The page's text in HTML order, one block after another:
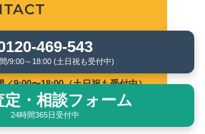
469-543
／9:00〜18:00（土日祝も受付中）
469-543
/9:00～18:00 (土日祝も受付中)
定・相談フォーム
24時間365日受付中